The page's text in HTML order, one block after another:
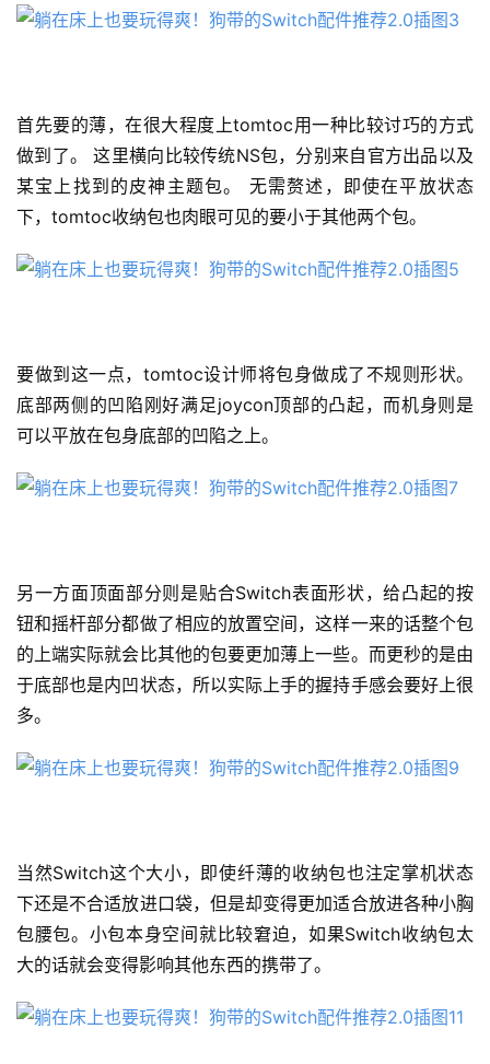
首先要的薄，在很大程度上tomtoc用一种比较讨巧的方式
做到了。 这里横向比较传统NS包，分别来自官方出品以及
某宝上找到的皮神主题包。 无需赘述，即使在平放状态
下，tomtoc收纳包也肉眼可见的要小于其他两个包。
要做到这一点，tomtoc设计师将包身做成了不规则形状。
底部两侧的凹陷刚好满足joycon顶部的凸起，而机身则是
可以平放在包身底部的凹陷之上。
另一方面顶面部分则是贴合Switch表面形状，给凸起的按
钮和摇杆部分都做了相应的放置空间，这样一来的话整个包
的上端实际就会比其他的包要更加薄上一些。而更秒的是由
于底部也是内凹状态，所以实际上手的握持手感会要好上很
多。
当然Switch这个大小，即使纤薄的收纳包也注定掌机状态
下还是不合适放进口袋，但是却变得更加适合放进各种小胸
包腰包。小包本身空间就比较窘迫，如果Switch收纳包太
大的话就会变得影响其他东西的携带了。